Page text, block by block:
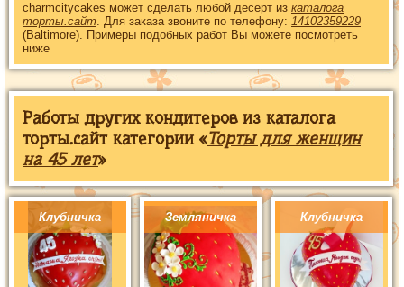
charmcitycakes может сделать любой десерт из каталога
торты.сайт. Для заказа звоните по телефону: 14102359229
(Baltimore). Примеры подобных работ Вы можете посмотреть
ниже
Работы других кондитеров из каталога
торты.сайт категории «Торты для женщин
на 45 лет»
Клубничка Земляничка Клубничка